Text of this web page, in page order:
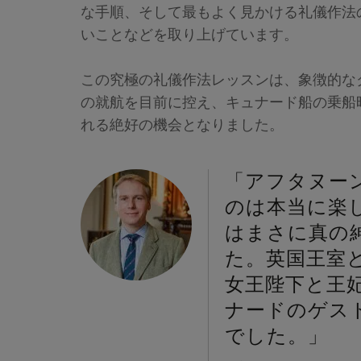
な手順、そして最もよく見かける礼儀作
いことなどを取り上げています。
この究極の礼儀作法レッスンは、象徴的
の就航を目前に控え、キュナード船の乗
れる絶好の機会となりました。
「アフタヌ
のは本当に楽
はまさに真の
た。英国王室
女王陛下と王
ナードのゲス
でした。」